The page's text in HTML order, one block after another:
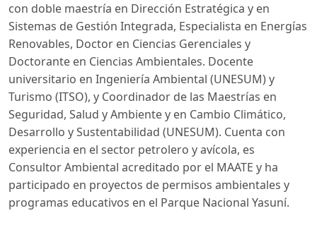
con doble maestría en Dirección Estratégica y en
Sistemas de Gestión Integrada, Especialista en Energías
Renovables, Doctor en Ciencias Gerenciales y
Doctorante en Ciencias Ambientales. Docente
universitario en Ingeniería Ambiental (UNESUM) y
Turismo (ITSO), y Coordinador de las Maestrías en
Seguridad, Salud y Ambiente y en Cambio Climático,
Desarrollo y Sustentabilidad (UNESUM). Cuenta con
experiencia en el sector petrolero y avícola, es
Consultor Ambiental acreditado por el MAATE y ha
participado en proyectos de permisos ambientales y
programas educativos en el Parque Nacional Yasuní.